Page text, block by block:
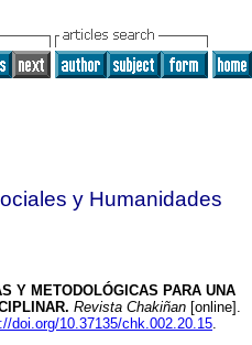
y Humanidades
Y METODOLÓGICAS PARA UNA
Revista Chakiñan [online].
doi.org/10.37135/chk.002.20.15.